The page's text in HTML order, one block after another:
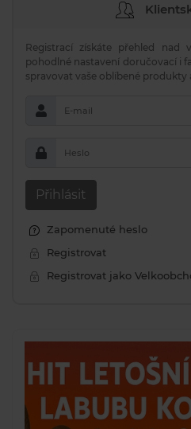
Registrací získáte přehled nad
pohodlné nastavení doručovací i
spravovat vaše oblíbené produkty
E-mail
Heslo
Přihlásit
Zapomenuté heslo
Registrovat
Registrovat jako